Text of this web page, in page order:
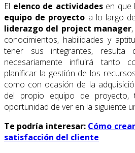
El elenco de actividadesen que
equipo de proyecto a lo largo
liderazgo del project manager
conocimientos, habilidades y
tener sus integrantes,
necesariamente influirá tanto
planificar la gestión de los
como con ocasión de la
del propio equipo de proyecto,
oportunidad de ver en la siguiente
Te podría interesar: Cómo
satisfacción del cliente